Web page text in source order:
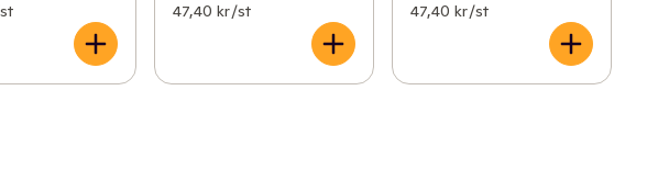
47,40 kr /st 47,40 kr /st